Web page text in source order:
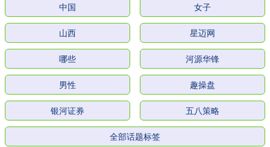
中国 女子
山西 星迈网
哪些 河源华锋
男性 趣操盘
银河证券 五八策略
全部话题标签